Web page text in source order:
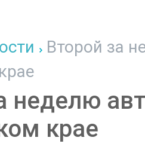
Второй за
неделю
крае